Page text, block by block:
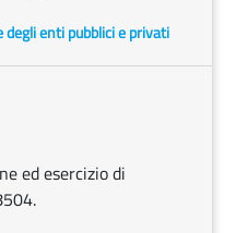
enti pubblici e privati
ed esercizio di